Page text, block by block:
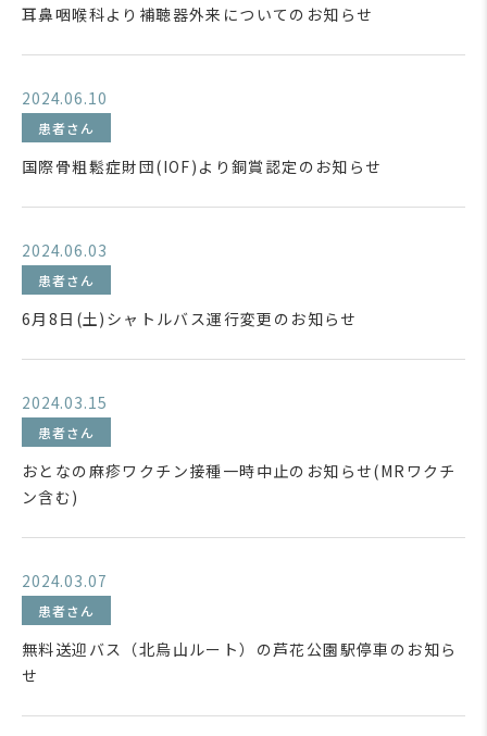
耳鼻咽喉科より補聴器外来についてのお知らせ
2024.06.10
患者さん
国際骨粗鬆症財団(IOF)より銅賞認定のお知らせ
2024.06.03
患者さん
6月8日(土)シャトルバス運行変更のお知らせ
2024.03.15
患者さん
おとなの麻疹ワクチン接種一時中止のお知らせ(MRワクチ
ン含む)
2024.03.07
患者さん
無料送迎バス（北烏山ルート）の芦花公園駅停車のお知ら
せ